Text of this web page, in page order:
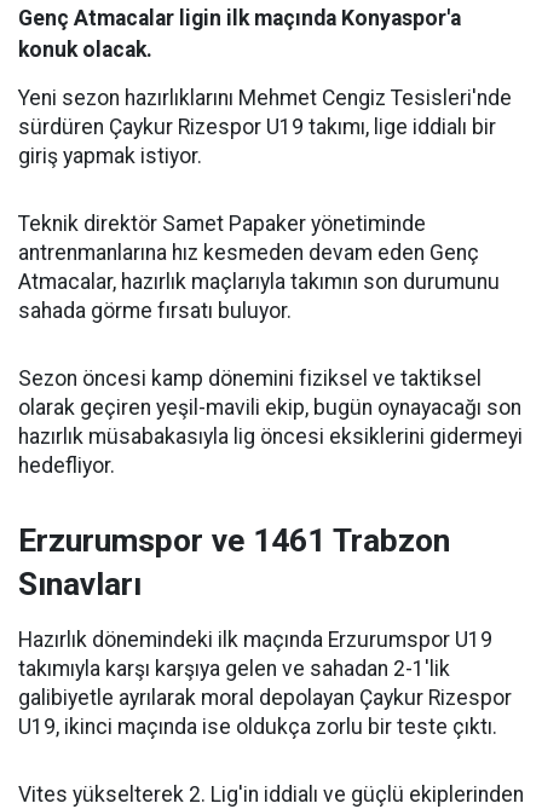
Genç Atmacalar ligin ilk maçında Konyaspor'a
konuk olacak.
Yeni sezon hazırlıklarını Mehmet Cengiz Tesisleri'nde
sürdüren Çaykur Rizespor U19 takımı, lige iddialı bir
giriş yapmak istiyor.
Teknik direktör Samet Papaker yönetiminde
antrenmanlarına hız kesmeden devam eden Genç
Atmacalar, hazırlık maçlarıyla takımın son durumunu
sahada görme fırsatı buluyor.
Sezon öncesi kamp dönemini fiziksel ve taktiksel
olarak geçiren yeşil-mavili ekip, bugün oynayacağı son
hazırlık müsabakasıyla lig öncesi eksiklerini gidermeyi
hedefliyor.
Erzurumspor ve 1461 Trabzon
Sınavları
Hazırlık dönemindeki ilk maçında Erzurumspor U19
takımıyla karşı karşıya gelen ve sahadan 2-1'lik
galibiyetle ayrılarak moral depolayan Çaykur Rizespor
U19, ikinci maçında ise oldukça zorlu bir teste çıktı.
Vites yükselterek 2. Lig'in iddialı ve güçlü ekiplerinden